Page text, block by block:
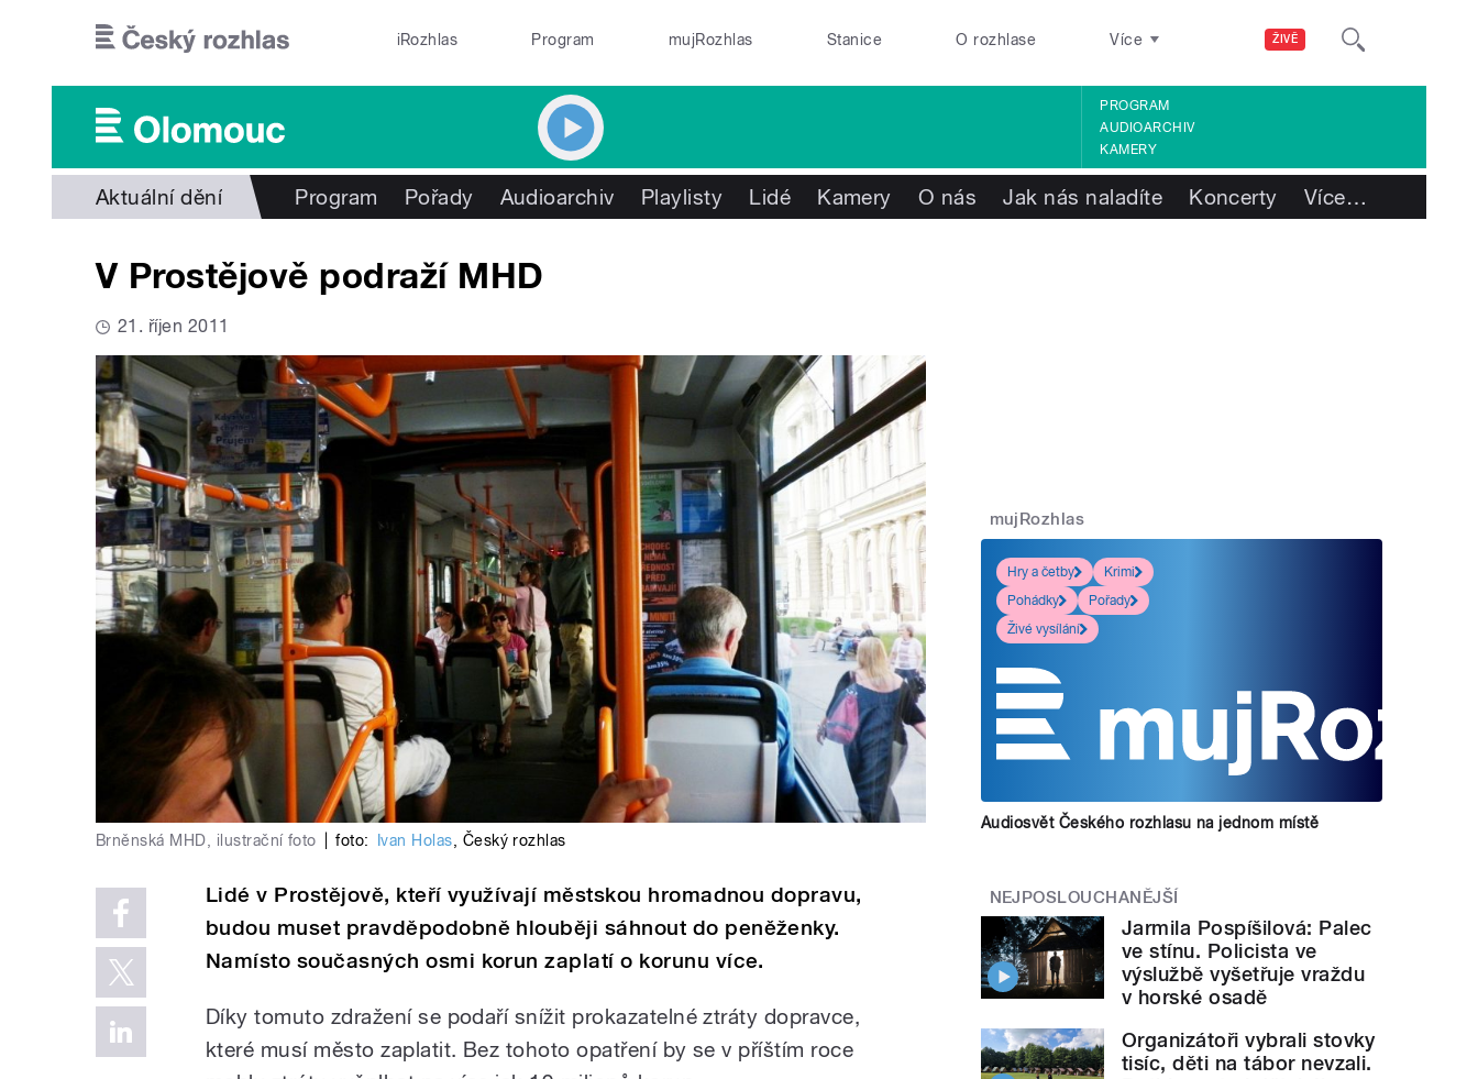
ŽIVĚ
iRozhlas Program mujRozhlas Stanice O rozhlase Více
PROGRAM
AUDIOARCHIV
KAMERY
Aktuální dění Program Pořady Audioarchiv Playlisty Lidé Kamery O nás Jak nás naladíte Koncerty Více…
V Prostějově podraží MHD
21. říjen 2011
Brněnská MHD, ilustrační foto foto: Ivan Holas, Český rozhlas
Lidé v Prostějově, kteří využívají městskou hromadnou dopravu,
budou muset pravděpodobně hlouběji sáhnout do peněženky.
Namísto současných osmi korun zaplatí o korunu více.
Díky tomuto zdražení se podaří snížit prokazatelné ztráty dopravce,
které musí město zaplatit. Bez tohoto opatření by se v příštím roce
mujRozhlas
Hry a četby
Krimi
Pohádky
Pořady
Živé vysílání
Audiosvět Českého rozhlasu na jednom místě
NEJPOSLOUCHANĚJŠÍ
Jarmila Pospíšilová: Palec
ve stínu. Policista ve
výslužbě vyšetřuje vraždu
v horské osadě
Organizátoři vybrali stovky
tisíc, děti na tábor nevzali.